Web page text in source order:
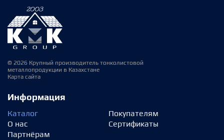
© 2026 Крупный производитель тонколистовой
металлопродукции в Казахстане
Карта сайта
Информация
Каталог
О нас
Партнёрам
Покупателям
Сертификаты